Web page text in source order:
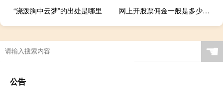
“浇泼胸中云梦”的出处是哪里
网上开股票佣金一般是多少（股票佣金一般是多少）
☚
公告